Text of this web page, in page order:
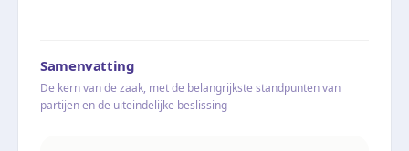
Samenvatting
De kern van de zaak, met de belangrijkste standpunten van
partijen en de uiteindelijke beslissing